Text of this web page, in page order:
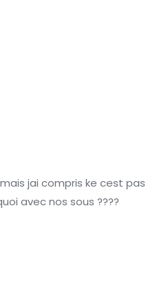
jai compris ke cest pas
avec nos sous ????